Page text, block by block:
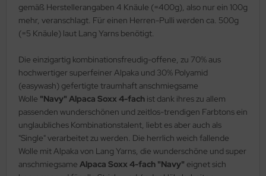
gemäß Herstellerangaben 4 Knäule (=400g), also nur ein 100g
mehr, veranschlagt. Für einen Herren-Pulli werden ca. 500g
(=5 Knäule) laut Lang Yarns benötigt.
Die einzigartig kombinationsfreudig-offene, zu 70% aus
hochwertiger superfeiner Alpaka und 30% Polyamid
(easywash) gefertigte traumhaft anschmiegsame
Wolle "Navy" Alpaca Soxx 4-fach ist dank ihres zu allem
passenden wunderschönen und zeitlos-trendigen Farbtons ein
unglaubliches Kombinationstalent, liebt es aber auch als
"Single" verarbeitet zu werden. Die herrlich weich fallende
Wolle mit Alpaka von Lang Yarns, die wunderschöne und super
anschmiegsame Alpaca Soxx 4-fach "Navy" eignet sich